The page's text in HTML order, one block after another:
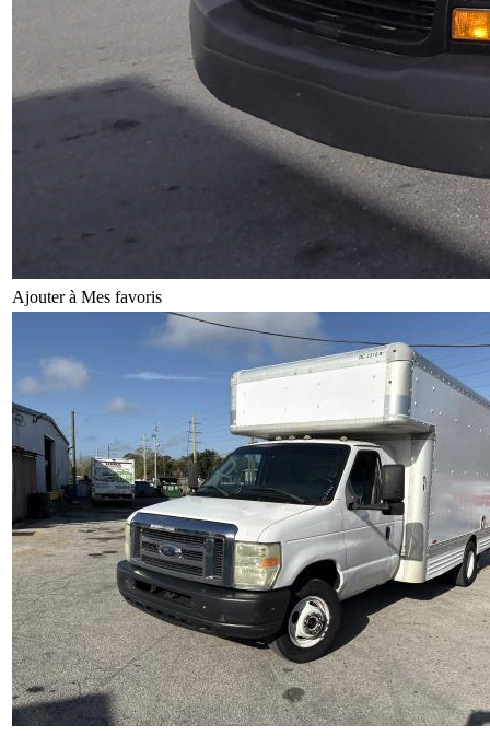
Ajouter à Mes favoris